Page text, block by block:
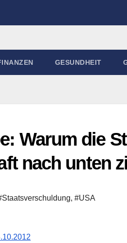
GESUNDHEIT
Warum die
nach unten
, #USA